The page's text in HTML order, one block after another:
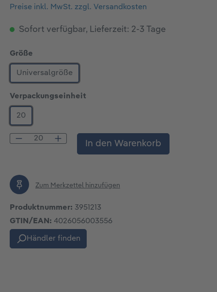
Preise inkl. MwSt. zzgl. Versandkosten
Sofort verfügbar, Lieferzeit: 2-3 Tage
Größe
Universalgröße
Verpackungseinheit
20
Produkt Anzahl: Gib den gewünschten
In den Warenkorb
Zum Merkzettel hinzufügen
Produktnummer: 3951213
GTIN/EAN: 4026056003556
Händler finden